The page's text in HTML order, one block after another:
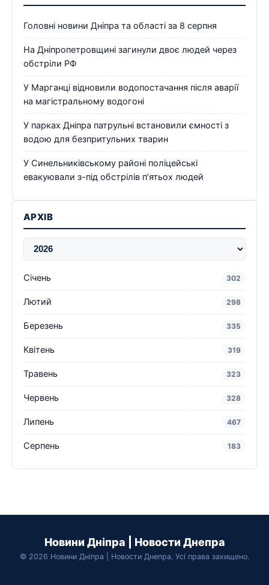
Головні новини Дніпра та області за 8 серпня
На Дніпропетровщині загинули двоє людей через
обстріли РФ
У Марганці відновили водопостачання після аварії
на магістральному водогоні
У парках Дніпра патрульні встановили ємності з
водою для безпритульних тварин
У Синельниківському районі поліцейські
евакуювали з-під обстрілів п’ятьох людей
АРХІВ
Січень 302
Лютий 298
Березень 335
Квітень 319
Травень 323
Червень 328
Липень 467
Серпень 183
Новини Дніпра | Новости Днепра
© 2026 Новини Дніпра | Новости Днепра. Усі права захищено.